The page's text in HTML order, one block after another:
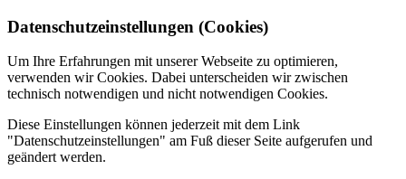
Datenschutzeinstellungen (Cookies)
Um Ihre Erfahrungen mit unserer Webseite zu optimieren,
verwenden wir Cookies. Dabei unterscheiden wir zwischen
technisch notwendigen und nicht notwendigen Cookies.
Diese Einstellungen können jederzeit mit dem Link
"Datenschutzeinstellungen" am Fuß dieser Seite aufgerufen und
geändert werden.